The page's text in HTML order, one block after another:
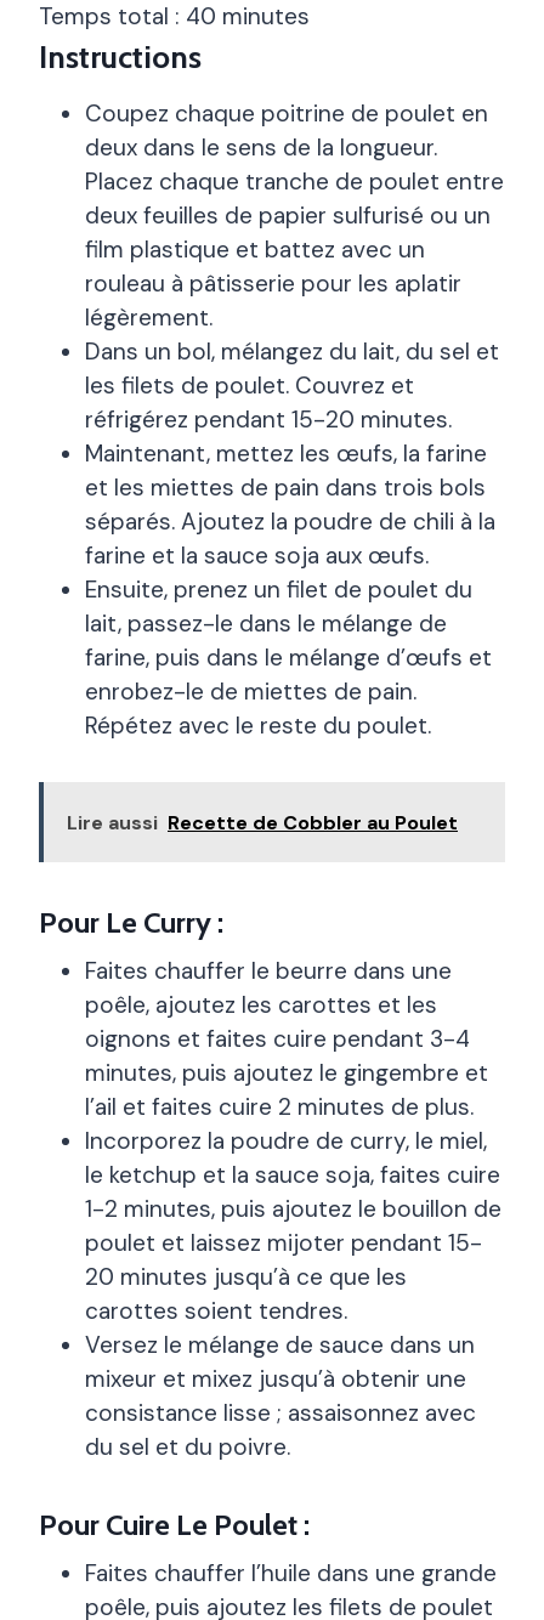
Temps total : 40 minutes
Instructions
Coupez chaque poitrine de poulet en
deux dans le sens de la longueur.
Placez chaque tranche de poulet entre
deux feuilles de papier sulfurisé ou un
film plastique et battez avec un
rouleau à pâtisserie pour les aplatir
légèrement.
Dans un bol, mélangez du lait, du sel et
les filets de poulet. Couvrez et
réfrigérez pendant 15-20 minutes.
Maintenant, mettez les œufs, la farine
et les miettes de pain dans trois bols
séparés. Ajoutez la poudre de chili à la
farine et la sauce soja aux œufs.
Ensuite, prenez un filet de poulet du
lait, passez-le dans le mélange de
farine, puis dans le mélange d’œufs et
enrobez-le de miettes de pain.
Répétez avec le reste du poulet.
Lire aussi Recette de Cobbler au Poulet
Pour Le Curry :
Faites chauffer le beurre dans une
poêle, ajoutez les carottes et les
oignons et faites cuire pendant 3-4
minutes, puis ajoutez le gingembre et
l’ail et faites cuire 2 minutes de plus.
Incorporez la poudre de curry, le miel,
le ketchup et la sauce soja, faites cuire
1-2 minutes, puis ajoutez le bouillon de
poulet et laissez mijoter pendant 15-
20 minutes jusqu’à ce que les
carottes soient tendres.
Versez le mélange de sauce dans un
mixeur et mixez jusqu’à obtenir une
consistance lisse ; assaisonnez avec
du sel et du poivre.
Pour Cuire Le Poulet :
Faites chauffer l’huile dans une grande
poêle, puis ajoutez les filets de poulet